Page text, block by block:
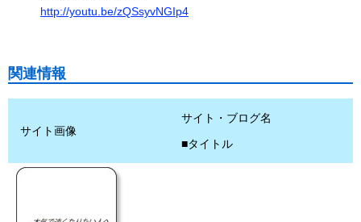
http://youtu.be/zQSsyvNGIp4
関連情報
サイト画像
サイト・ブログ名
■タイトル